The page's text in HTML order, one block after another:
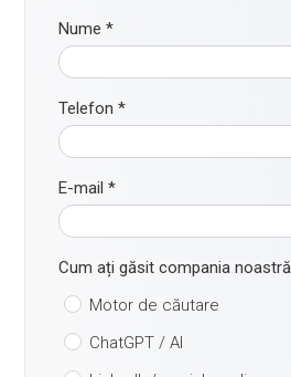
Nume*
Telefon*
E-mail*
Cum ați găsit compania
Motor de căutare
ChatGPT / AI